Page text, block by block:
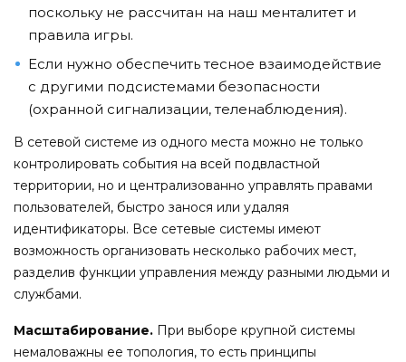
поскольку не рассчитан на наш менталитет и
правила игры.
Если нужно обеспечить тесное взаимодействие
с другими подсистемами безопасности
(охранной сигнализации, теленаблюдения).
В сетевой системе из одного места можно не только
контролировать события на всей подвластной
территории, но и централизованно управлять правами
пользователей, быстро занося или удаляя
идентификаторы. Все сетевые системы имеют
возможность организовать несколько рабочих мест,
разделив функции управления между разными людьми и
службами.
Масштабирование. При выборе крупной системы
немаловажны ее топология, то есть принципы